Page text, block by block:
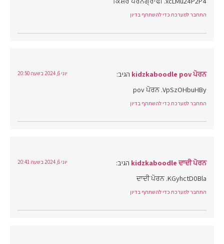
התחבר למערכת כדי להשתתף בדיון
kidzkaboodle pov ਪੋਰਨ הגיב: יוני 6, 2024 בשעה 20:50
pov ਪੋਰਨ .VpSzOHbuHBy
התחבר למערכת כדי להשתתף בדיון
kidzkaboodle ਦਾਦੀ ਪੋਰਨ הגיב: יוני 6, 2024 בשעה 20:41
ਦਾਦੀ ਪੋਰਨ .KGyhctD0Bla
התחבר למערכת כדי להשתתף בדיון